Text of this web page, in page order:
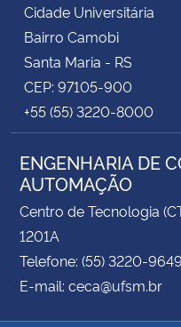
Cidade Universitária
Bairro Camobi
Santa Maria - RS
CEP: 97105-900
+55 (55) 3220-8000
ENGENHARIA DE
AUTOMAÇÃO
Centro de Tecnologia
1201A
Telefone: (55) 3220-9649
E-mail: ceca@ufsm.br